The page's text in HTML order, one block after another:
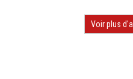
Voir plus